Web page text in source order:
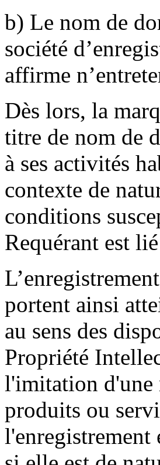
b) Le nom de
société
affirme
Dès lors, la
titre de nom de
à ses activités
contexte de
conditions
Requérant est
portent ainsi
au sens des
Propriété
l'imitation d'une
produits ou
l'enregistrement